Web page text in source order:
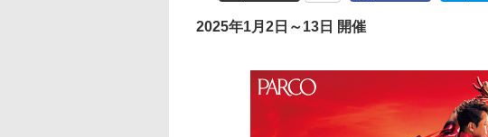
2025年1月2日～13日 開催